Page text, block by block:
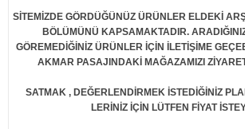
SİTEMİZDE GÖRDÜĞÜNÜZ ÜRÜNLER ELDEKİ
BÖLÜMÜNÜ KAPSAMAKTADIR.
GÖREMEDİĞİNİZ ÜRÜNLER İÇİN İLETİŞİME
AKMAR PASAJINDAKİ MAĞAZAMIZI
SATMAK , DEĞERLENDİRMEK İSTEDİĞİNİZ
LERİNİZ İÇİN LÜTFEN FİYAT